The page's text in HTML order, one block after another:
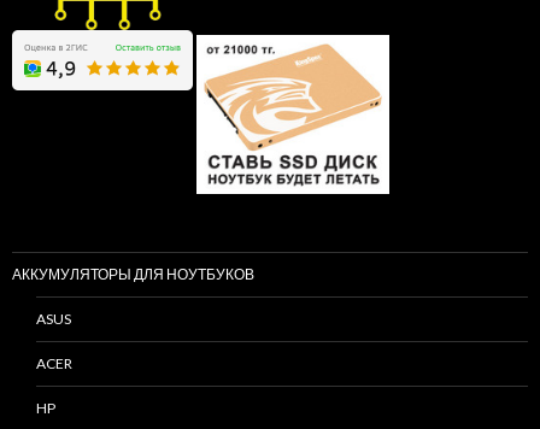
АККУМУЛЯТОРЫ ДЛЯ НОУТБУКОВ
ASUS
ACER
HP